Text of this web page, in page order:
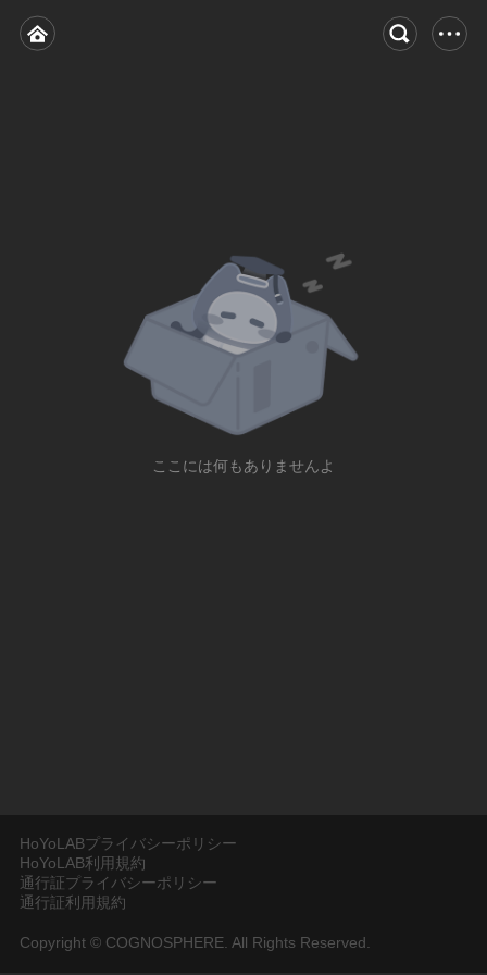
ここには何もありませんよ
HoYoLABプライバシーポリシー
HoYoLAB利用規約
通行証プライバシーポリシー
通行証利用規約
Copyright © COGNOSPHERE. All Rights Reserved.